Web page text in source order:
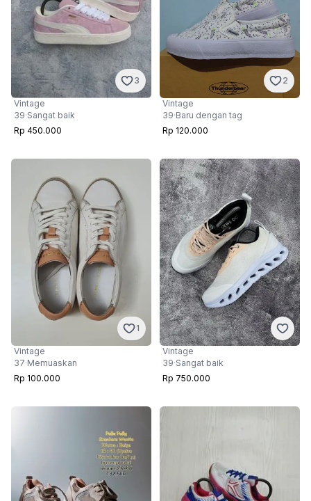
3
Vintage
39·Sangat baik
Rp 450.000
2
Vintage
39·Baru dengan tag
Rp 120.000
1
Vintage
37·Memuaskan
Rp 100.000
Vintage
39·Sangat baik
Rp 750.000